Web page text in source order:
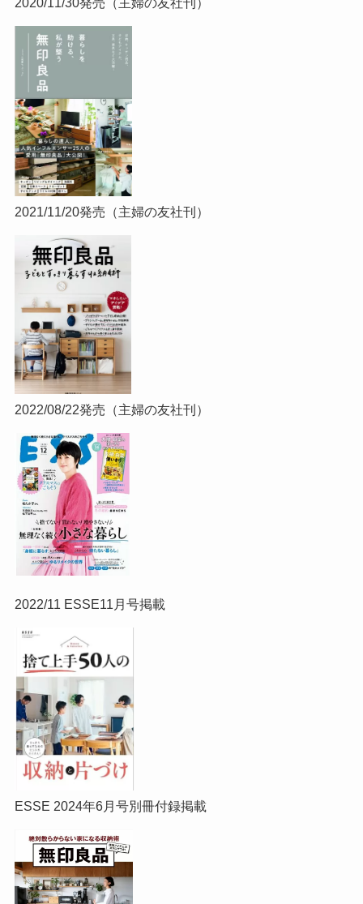
2021/11/20発売（主婦の友社刊）
2022/08/22発売（主婦の友社刊）
2022/11 ESSE11月号掲載
ESSE 2024年6月号別冊付録掲載